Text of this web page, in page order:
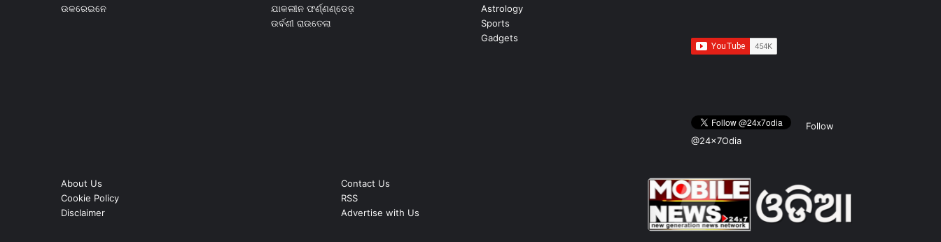
ଉକରେଇନେ
ଯାକଲୀନ ଫର୍ଣ୍ଣଣ୍ଡେଜ଼
ଉର୍ବଶୀ ରାଉତେଲା
Astrology
Sports
Gadgets
Follow
@24x7Odia
About Us
Cookie Policy
Disclaimer
Contact Us
RSS
Advertise with Us